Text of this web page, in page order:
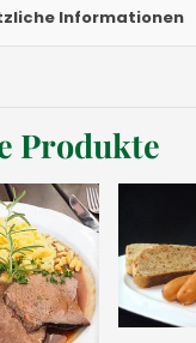
Informationen
Produkte